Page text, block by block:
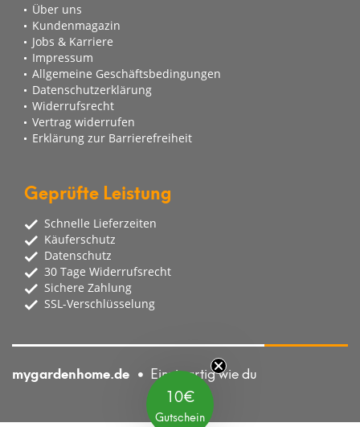
Über uns
Kundenmagazin
Jobs & Karriere
Impressum
Allgemeine Geschäftsbedingungen
Datenschutzerklärung
Widerrufsrecht
Vertrag widerrufen
Erklärung zur Barrierefreiheit
Geprüfte Leistung
Schnelle Lieferzeiten
Käuferschutz
Datenschutz
30 Tage Widerrufsrecht
Sichere Zahlung
SSL-Verschlüsselung
mygardenhome.de Einzigartig wie du
10€
Gutschein